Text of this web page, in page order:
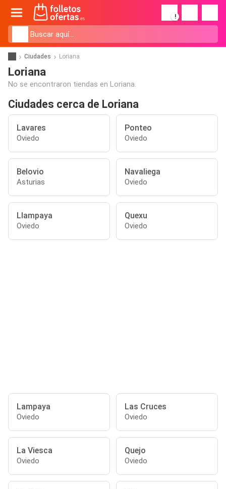
!
Ciudades Loriana
Loriana
No se encontraron tiendas en Loriana.
Ciudades cerca de Loriana
Lavares
Oviedo
Ponteo
Oviedo
Belovio
Asturias
Navaliega
Oviedo
Llampaya
Oviedo
Quexu
Oviedo
Lampaya
Oviedo
Las Cruces
Oviedo
La Viesca
Oviedo
Quejo
Oviedo